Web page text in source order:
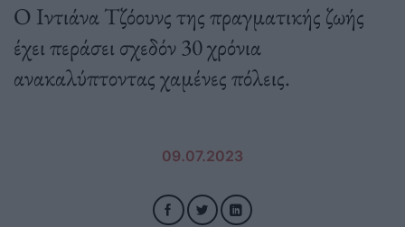
Ο Ιντιάνα Τζόουνς της πραγματικής ζωής
έχει περάσει σχεδόν 30 χρόνια
ανακαλύπτοντας χαμένες πόλεις.
09.07.2023